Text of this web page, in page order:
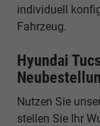
individuell
Fahrzeug.
Hyundai
Nutzen Sie
stellen Sie Ihr